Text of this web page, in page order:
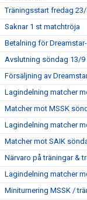
Träningsstart fredag
Saknar 1 st matchtröja
Betalning för
Avslutning söndag 13/9
Försäljning av
Lagindelning matcher
Matcher mot MSSK
Lagindelning matcher
Matcher mot SAIK
Närvaro på träningar &
Lagindelning matcher
Miniturnering MSSK /